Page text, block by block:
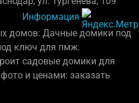
Информация
домов: Дачные домики под
ключ для пмж.
садовые домики для
и ценами: заказать